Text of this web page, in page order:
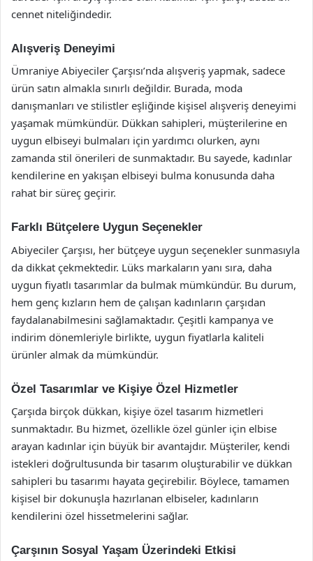
cennet niteliğindedir.
Alışveriş Deneyimi
Ümraniye Abiyeciler Çarşısı’nda alışveriş yapmak, sadece
ürün satın almakla sınırlı değildir. Burada, moda
danışmanları ve stilistler eşliğinde kişisel alışveriş deneyimi
yaşamak mümkündür. Dükkan sahipleri, müşterilerine en
uygun elbiseyi bulmaları için yardımcı olurken, aynı
zamanda stil önerileri de sunmaktadır. Bu sayede, kadınlar
kendilerine en yakışan elbiseyi bulma konusunda daha
rahat bir süreç geçirir.
Farklı Bütçelere Uygun Seçenekler
Abiyeciler Çarşısı, her bütçeye uygun seçenekler sunmasıyla
da dikkat çekmektedir. Lüks markaların yanı sıra, daha
uygun fiyatlı tasarımlar da bulmak mümkündür. Bu durum,
hem genç kızların hem de çalışan kadınların çarşıdan
faydalanabilmesini sağlamaktadır. Çeşitli kampanya ve
indirim dönemleriyle birlikte, uygun fiyatlarla kaliteli
ürünler almak da mümkündür.
Özel Tasarımlar ve Kişiye Özel Hizmetler
Çarşıda birçok dükkan, kişiye özel tasarım hizmetleri
sunmaktadır. Bu hizmet, özellikle özel günler için elbise
arayan kadınlar için büyük bir avantajdır. Müşteriler, kendi
istekleri doğrultusunda bir tasarım oluşturabilir ve dükkan
sahipleri bu tasarımı hayata geçirebilir. Böylece, tamamen
kişisel bir dokunuşla hazırlanan elbiseler, kadınların
kendilerini özel hissetmelerini sağlar.
Çarşının Sosyal Yaşam Üzerindeki Etkisi